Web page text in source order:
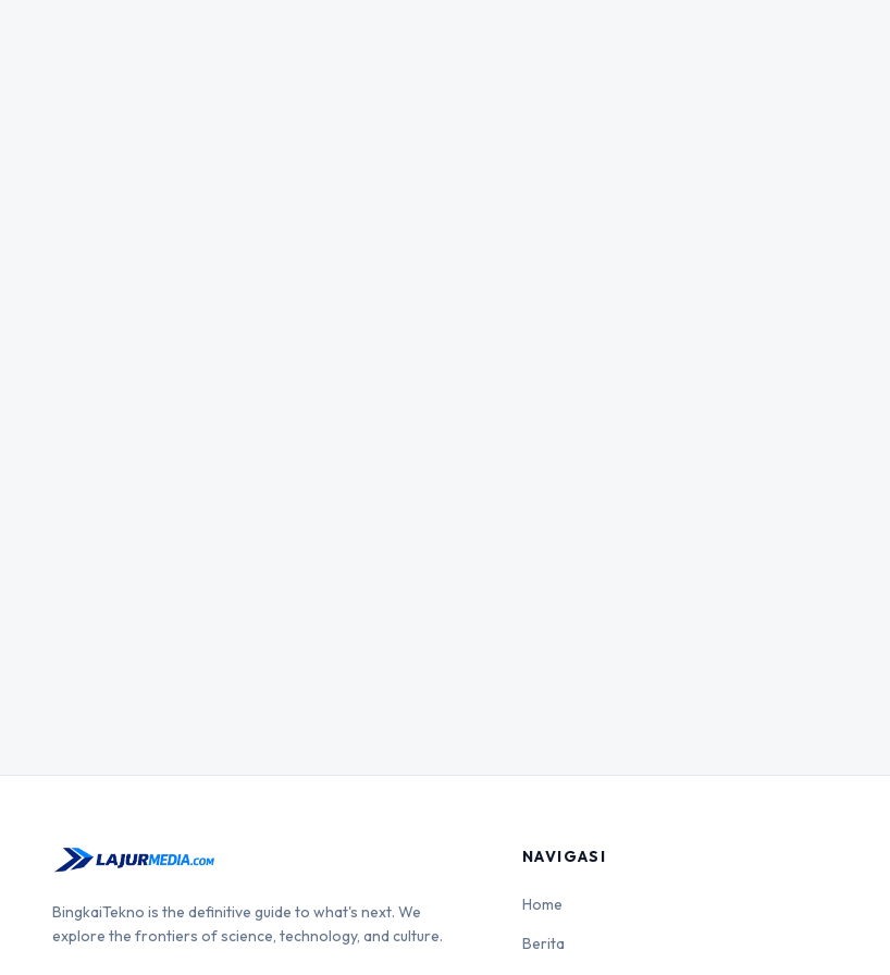
BingkaiTekno is the definitive guide to what's next. We
explore the frontiers of science, technology, and culture.
NAVIGASI
Home
Berita